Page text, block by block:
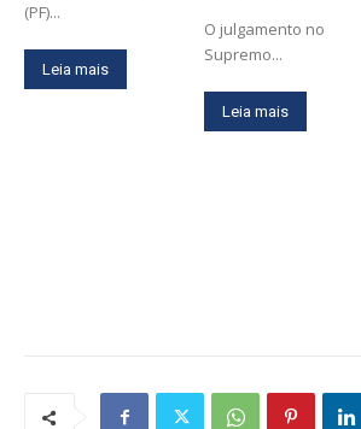
(PF)...
Leia mais
O julgamento no
Supremo...
Leia mais